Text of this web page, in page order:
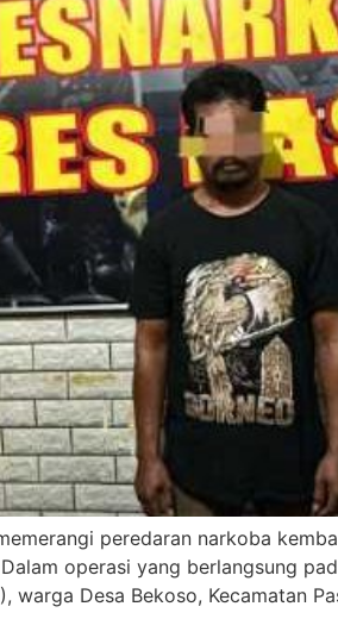
peredaran narkoba
operasi yang berlangsung
Desa Bekoso, Kecamatan